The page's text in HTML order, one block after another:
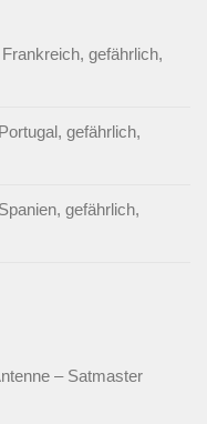
gefährlich,
gefährlich,
gefährlich,
– Satmaster